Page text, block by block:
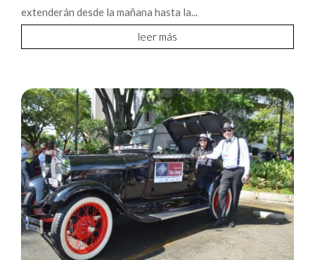
extenderán desde la mañana hasta la...
leer más